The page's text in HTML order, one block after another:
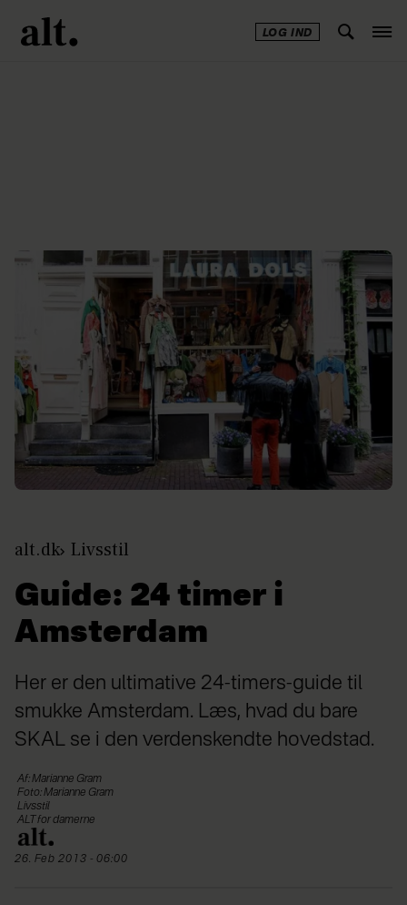
LOG IND
alt.dk Livsstil
Guide: 24 timer i
Amsterdam
Her er den ultimative 24-timers-guide til
smukke Amsterdam. Læs, hvad du bare
SKAL se i den verdenskendte hovedstad.
Af: Marianne Gram
Foto: Marianne Gram
Livsstil
ALT for damerne
26. Feb 2013 - 06:00